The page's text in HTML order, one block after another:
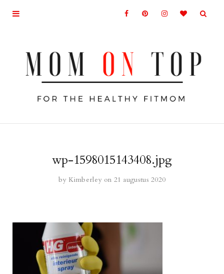
wp-1598015143408.jpg
by Kimberley on 21 augustus 2020